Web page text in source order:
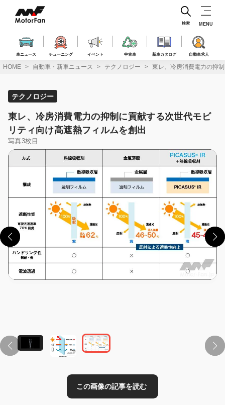
ス
車ニュース チューニング イベント 中古車 新車カタログ 自動車求人
検索 MENU
HOME 自動車・新車ニュース テクノロジー 東レ、冷房消費電力の抑
テクノロジー
東レ、冷房消費電力の抑制に貢献する次世代モビ
リティ向け高遮熱フィルムを創出
写真3枚目